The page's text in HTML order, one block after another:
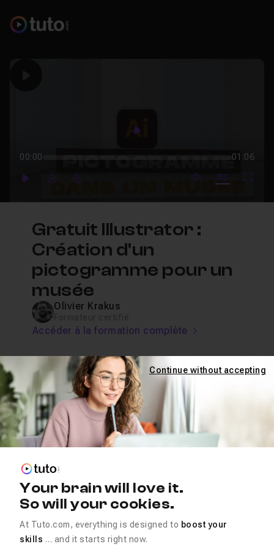
Play
00:00 01:06
PlayForwardForward mute video
Subtitles
Gratuit Illustrator :
Création d'un
pictogramme pour un
musée
Olivier Krakus
Accéder à la formation complète